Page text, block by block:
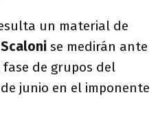
un material de
se medirán ante
de grupos del
junio en el imponente